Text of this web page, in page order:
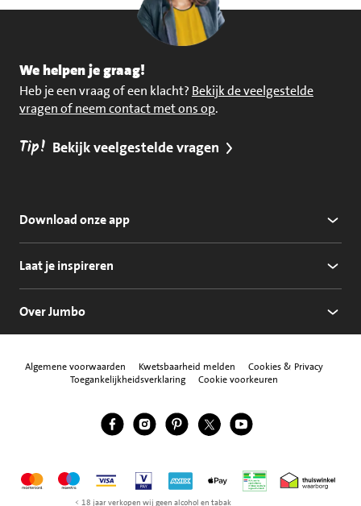
We helpen je graag!
Heb je een vraag of een klacht? Bekijk de veelgestelde
vragen of neem contact met ons op.
Tip! Bekijk veelgestelde vragen
Download onze app
Laat je inspireren
Over Jumbo
Algemene voorwaarden Kwetsbaarheid melden
Cookies & Privacy
Toegankelijkheidsverklaring
Cookie voorkeuren
Volg ons
Jumbo Facebook
Jumbo Instagram
Jumbo Pinterest
Jumbo Twitter
Jumbo YouTube
MastercardMaestroVisa Vpay American Express
Apple Pay Thuiswinkel
< 18 jaar verkopen wij geen alcohol en tabak